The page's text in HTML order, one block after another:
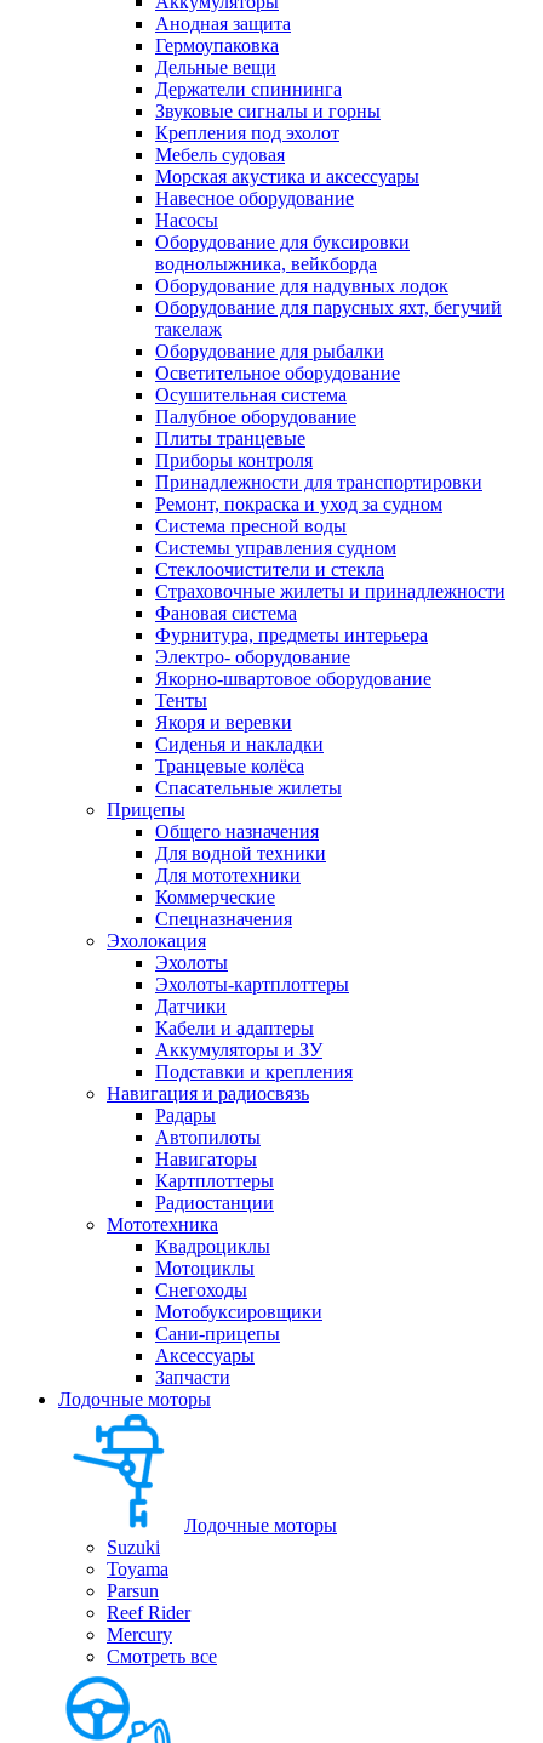
Анодная защита
Гермоупаковка
Дельные вещи
Держатели спиннинга
Звуковые сигналы и горны
Крепления под эхолот
Мебель судовая
Морская акустика и аксессуары
Навесное оборудование
Насосы
Оборудование для буксировки
воднолыжника, вейкборда
Оборудование для надувных лодок
Оборудование для парусных яхт, бегучий
такелаж
Оборудование для рыбалки
Осветительное оборудование
Осушительная система
Палубное оборудование
Плиты транцевые
Приборы контроля
Принадлежности для транспортировки
Ремонт, покраска и уход за судном
Система пресной воды
Системы управления судном
Стеклоочистители и стекла
Страховочные жилеты и принадлежности
Фановая система
Фурнитура, предметы интерьера
Электро- оборудование
Якорно-швартовое оборудование
Тенты
Якоря и веревки
Сиденья и накладки
Транцевые колёса
Спасательные жилеты
Прицепы
Общего назначения
Для водной техники
Для мототехники
Коммерческие
Спецназначения
Эхолокация
Эхолоты
Эхолоты-картплоттеры
Датчики
Кабели и адаптеры
Аккумуляторы и ЗУ
Подставки и крепления
Навигация и радиосвязь
Радары
Автопилоты
Навигаторы
Картплоттеры
Радиостанции
Мототехника
Квадроциклы
Мотоциклы
Снегоходы
Мотобуксировщики
Сани-прицепы
Аксессуары
Запчасти
Лодочные моторы
Лодочные моторы
Suzuki
Toyama
Parsun
Reef Rider
Mercury
Смотреть все